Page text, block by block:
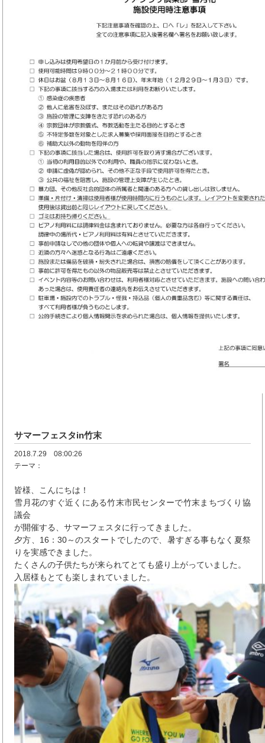
サマーフェスタin竹末
2018.7.29 08:00:26
テーマ：
皆様、こんにちは！
雪月花のすぐ近くにある竹末市民センターで竹末まちづくり協
議会
が開催する、サマーフェスタに行ってきました。
夕方、16：30～のスタートでしたので、暑すぎる事もなく夏祭
りを実感できました。
たくさんの子供たちが来られてとても盛り上がっていました。
入居様もとても楽しまれていました。